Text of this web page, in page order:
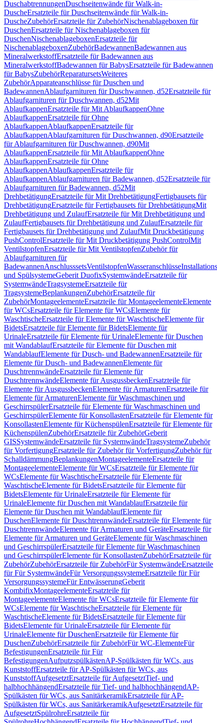
DuschabtrennungenDuschseitenwände für Walk-in-
DuscheErsatzteile für Duschseitenwände für Walk-in-
DuscheZubehörErsatzteile für ZubehörNischenablageboxen für
DuschenErsatzteile für Nischenablageboxen für
DuschenNischenablageboxenErsatzteile für
NischenablageboxenZubehörBadewannenBadewannen aus
MineralwerkstoffErsatzteile für Badewannen aus
MineralwerkstoffBadewannen für BabysErsatzteile für Badewannen
für BabysZubehörReparatursetsWeiteres
ZubehörApparateanschlüsse für Duschen und
BadewannenAblaufgarnituren für Duschwannen, d52Ersatzteile für
Ablaufgarnituren für Duschwannen, d52Mit
AblaufkappenErsatzteile für Mit AblaufkappenOhne
AblaufkappenErsatzteile für Ohne
AblaufkappenAblaufkappenErsatzteile für
AblaufkappenAblaufgarnituren für Duschwannen, d90Ersatzteile
für Ablaufgarnituren für Duschwannen, d90Mit
AblaufkappenErsatzteile für Mit AblaufkappenOhne
AblaufkappenErsatzteile für Ohne
AblaufkappenAblaufkappenErsatzteile für
AblaufkappenAblaufgarnituren für Badewannen, d52Ersatzteile für
Ablaufgarnituren für Badewannen, d52Mit
DrehbetätigungErsatzteile für Mit DrehbetätigungFertigbausets für
DrehbetätigungErsatzteile für Fertigbausets für DrehbetätigungMit
Drehbetätigung und ZulaufErsatzteile für Mit Drehbetätigung und
ZulaufFertigbausets für Drehbetätigung und ZulaufErsatzteile für
Fertigbausets für Drehbetätigung und ZulaufMit Druckbetätigung
PushControlErsatzteile für Mit Druckbetätigung PushControlMit
VentilstopfenErsatzteile für Mit VentilstopfenZubehör für
Ablaufgarnituren für
BadewannenAnschlusssetsVentilstopfenWasseranschlüsse
und SpülsystemeGeberit DuofixSystemwändeErsatzteile für
SystemwändeTragsystemeErsatzteile für
TragsystemeBeplankungenZubehörErsatzteile für
ZubehörMontageelementeErsatzteile für MontageelementeElemente
für WCsErsatzteile für Elemente für WCsElemente für
WaschtischeErsatzteile für Elemente für WaschtischeElemente für
BidetsErsatzteile für Elemente für BidetsElemente für
UrinaleErsatzteile für Elemente für UrinaleElemente für Duschen
mit WandablaufErsatzteile für Elemente für Duschen mit
WandablaufElemente für Dusch- und BadewannenErsatzteile für
Elemente für Dusch- und BadewannenElemente für
DuschtrennwändeErsatzteile für Elemente für
DuschtrennwändeElemente für AusgussbeckenErsatzteile für
Elemente für AusgussbeckenElemente für ArmaturenErsatzteile für
Elemente für ArmaturenElemente für Waschmaschinen und
GeschirrspülerErsatzteile für Elemente für Waschmaschinen und
GeschirrspülerElemente für KonsollastenErsatzteile für Elemente für
KonsollastenElemente für KüchenspülenErsatzteile für Elemente für
KüchenspülenZubehörErsatzteile für ZubehörGeberit
GISSystemwändeErsatzteile für SystemwändeTragsystemeZubehör
für VorfertigungErsatzteile für Zubehör für VorfertigungZubehör für
SchalldämmungBeplankungenMontageelementeErsatzteile für
MontageelementeElemente für WCsErsatzteile für Elemente für
WCsElemente für WaschtischeErsatzteile für Elemente für
WaschtischeElemente für BidetsErsatzteile für Elemente für
BidetsElemente für UrinaleErsatzteile für Elemente für
UrinaleElemente für Duschen mit WandablaufErsatzteile für
Elemente für Duschen mit WandablaufElemente für
DuschenElemente für DuschtrennwändeErsatzteile für Elemente für
DuschtrennwändeElemente für Armaturen und GeräteErsatzteile für
Elemente für Armaturen und GeräteElemente für Waschmaschinen
und GeschirrspülerErsatzteile für Elemente für Waschmaschinen
und GeschirrspülerElemente für KonsollastenZubehörErsatzteile für
ZubehörZubehörErsatzteile für ZubehörFür SystemwändeErsatzteile
für Für SystemwändeFür VersorgungssystemeErsatzteile für Für
VersorgungssystemeFür EntwässerungGeberit
KombifixMontageelementeErsatzteile für
MontageelementeElemente für WCsErsatzteile für Elemente für
WCsElemente für WaschtischeErsatzteile für Elemente für
WaschtischeElemente für BidetsErsatzteile für Elemente für
BidetsElemente für UrinaleErsatzteile für Elemente für
UrinaleElemente für DuschenErsatzteile für Elemente für
DuschenZubehörErsatzteile für ZubehörFür WC-ElementeFür
BefestigungenErsatzteile für Für
BefestigungenAufputzspülkästenAP-Spülkästen für WCs, aus
KunststoffErsatzteile für AP-Spülkästen für WCs, aus
KunststoffAufgesetztErsatzteile für AufgesetztTief- und
halbhochhängendErsatzteile für Tief- und halbhochhängendAP-
Spülkästen für WCs, aus SanitärkeramikErsatzteile für AP-
Spülkästen für WCs, aus SanitärkeramikAufgesetztErsatzteile für
AufgesetztSpülrohreErsatzteile für